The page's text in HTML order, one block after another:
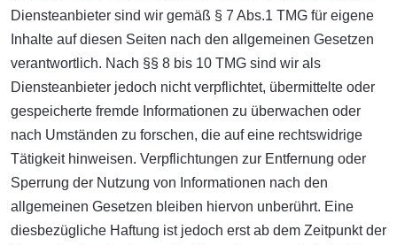
Diensteanbieter sind wir gemäß § 7 Abs.1 TMG für eigene
Inhalte auf diesen Seiten nach den allgemeinen Gesetzen
verantwortlich. Nach §§ 8 bis 10 TMG sind wir als
Diensteanbieter jedoch nicht verpflichtet, übermittelte oder
gespeicherte fremde Informationen zu überwachen oder
nach Umständen zu forschen, die auf eine rechtswidrige
Tätigkeit hinweisen. Verpflichtungen zur Entfernung oder
Sperrung der Nutzung von Informationen nach den
allgemeinen Gesetzen bleiben hiervon unberührt. Eine
diesbezügliche Haftung ist jedoch erst ab dem Zeitpunkt der